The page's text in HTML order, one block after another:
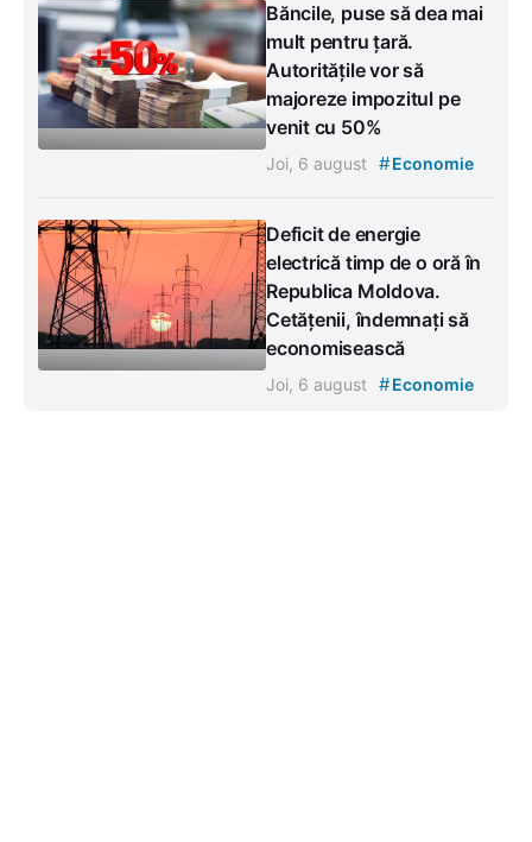
Băncile, puse să dea mai
mult pentru țară.
Autoritățile vor să
majoreze impozitul pe
venit cu 50%
Joi, 6 august #Economie
Deficit de energie
electrică timp de o oră în
Republica Moldova.
Cetățenii, îndemnați să
economisească
Joi, 6 august #Economie